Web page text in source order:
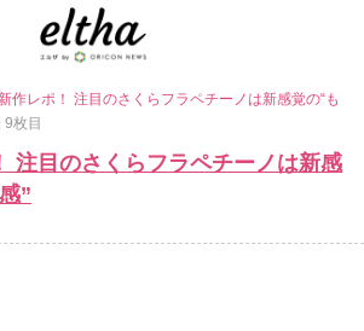
作レポ！ 注目のさくらフラペチーノは新感覚の“も
枚目
注目のさくらフラペチーノは新感
”